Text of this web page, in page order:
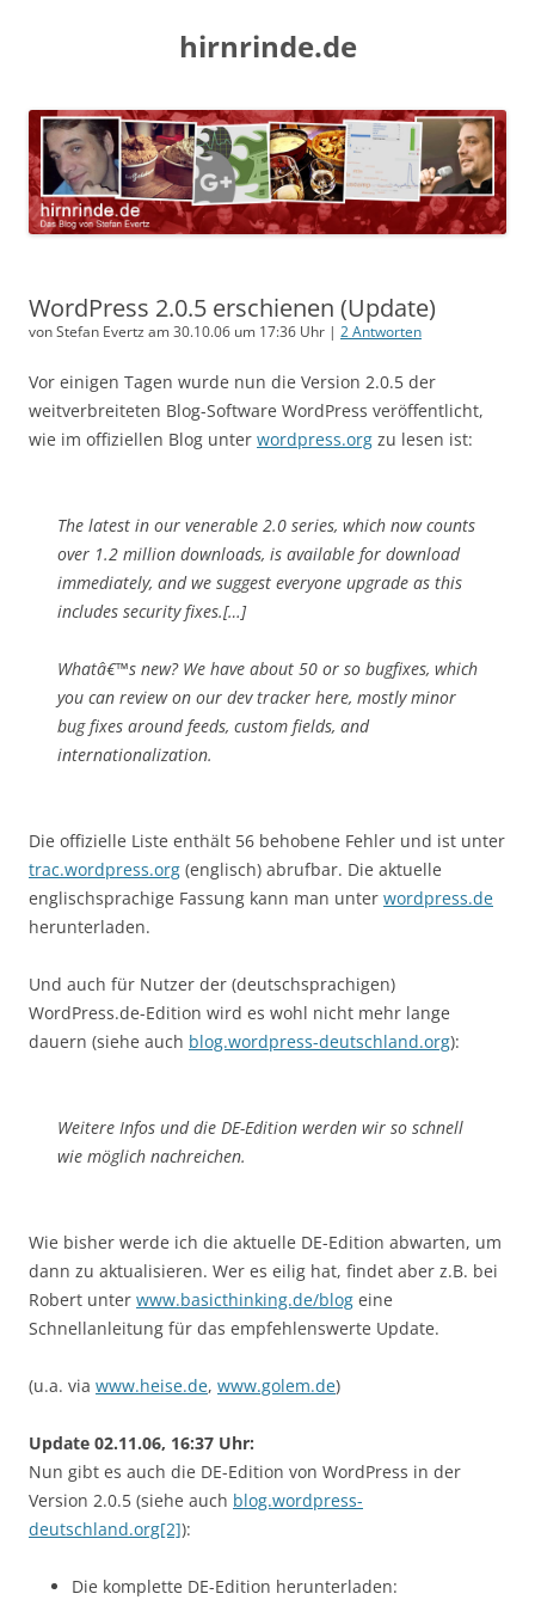
hirnrinde.de
WordPress 2.0.5 erschienen (Update)
von Stefan Evertz am 30.10.06 um 17:36 Uhr | 2 Antworten
Vor einigen Tagen wurde nun die Version 2.0.5 der
weitverbreiteten Blog-Software WordPress veröffentlicht,
wie im offiziellen Blog unter wordpress.org zu lesen ist:
The latest in our venerable 2.0 series, which now counts
over 1.2 million downloads, is available for download
immediately, and we suggest everyone upgrade as this
includes security fixes.[…]
Whatâ€™s new? We have about 50 or so bugfixes, which
you can review on our dev tracker here, mostly minor
bug fixes around feeds, custom fields, and
internationalization.
Die offizielle Liste enthält 56 behobene Fehler und ist unter
trac.wordpress.org (englisch) abrufbar. Die aktuelle
englischsprachige Fassung kann man unter wordpress.de
herunterladen.
Und auch für Nutzer der (deutschsprachigen)
WordPress.de-Edition wird es wohl nicht mehr lange
dauern (siehe auch blog.wordpress-deutschland.org):
Weitere Infos und die DE-Edition werden wir so schnell
wie möglich nachreichen.
Wie bisher werde ich die aktuelle DE-Edition abwarten, um
dann zu aktualisieren. Wer es eilig hat, findet aber z.B. bei
Robert unter www.basicthinking.de/blog eine
Schnellanleitung für das empfehlenswerte Update.
(u.a. via www.heise.de, www.golem.de)
Update 02.11.06, 16:37 Uhr:
Nun gibt es auch die DE-Edition von WordPress in der
Version 2.0.5 (siehe auch blog.wordpress-
deutschland.org[2]):
Die komplette DE-Edition herunterladen: